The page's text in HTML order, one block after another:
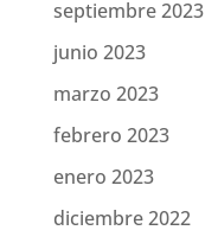
septiembre 2023
junio 2023
marzo 2023
febrero 2023
enero 2023
diciembre 2022